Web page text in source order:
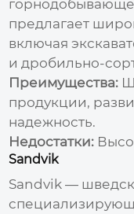
предлагает
включая
и дробильно-
Преимущества:
продукции,
надежность.
Недостатки:
Sandvik
Sandvik —